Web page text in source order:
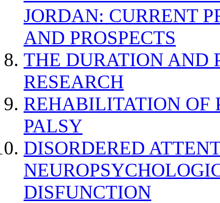
JORDAN: CURRENT
AND PROSPECTS
THE DURATION AND
RESEARCH
REHABILITATION OF
PALSY
DISORDERED
DISFUNCTION